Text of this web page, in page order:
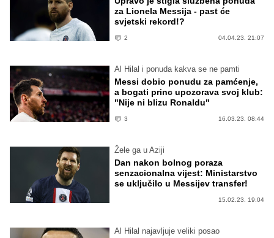
za Lionela Messija - past će
svjetski rekord!?
2 04.04.23. 21:07
Al Hilal i ponuda kakva se ne pamti
Messi dobio ponudu za pamćenje,
a bogati princ upozorava svoj klub:
"Nije ni blizu Ronaldu"
3 16.03.23. 08:44
Žele ga u Aziji
Dan nakon bolnog poraza
senzacionalna vijest: Ministarstvo
se uključilo u Messijev transfer!
15.02.23. 19:04
Al Hilal najavljuje veliki posao